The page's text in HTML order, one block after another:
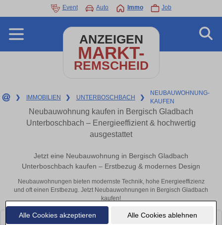
Alle Cookies akzeptieren Alle Cookies ablehnen
Event Auto Immo Job
ANZEIGEN
MARKT-
REMSCHEID
❯ IMMOBILIEN ❯ UNTERBOSCHBACH ❯
NEUBAUWOHNUNG-
KAUFEN
Neubauwohnung kaufen in Bergisch Gladbach
Unterboschbach – Energieeffizient & hochwertig
ausgestattet
Jetzt eine Neubauwohnung in Bergisch Gladbach
Unterboschbach kaufen – Erstbezug & modernes Design
Neubauwohnungen bieten modernste Technik, hohe Energieeffizienz
und oft einen Erstbezug. Jetzt Neubauwohnungen in Bergisch Gladbach
kaufen!
Leider konnten wir derzeit keine passenden Objekte finden. Schauen Sie